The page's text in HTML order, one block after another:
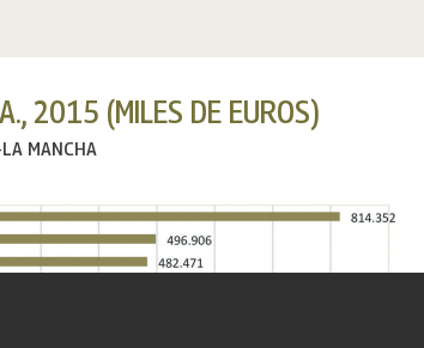
2015 (MILES DE EUROS)
MANCHA